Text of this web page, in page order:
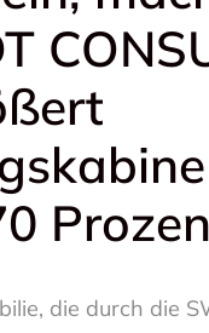
die durch die